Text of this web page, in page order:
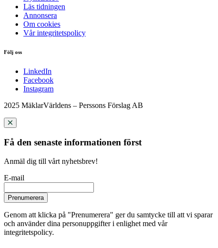
Läs tidningen
Annonsera
Om cookies
Vår integritetspolicy
Följ oss
LinkedIn
Facebook
Instagram
2025 MäklarVärldens – Perssons Förslag AB
Få den senaste informationen först
Anmäl dig till vårt nyhetsbrev!
E-mail
Prenumerera
Genom att klicka på "Prenumerera" ger du samtycke till att vi sparar
och använder dina personuppgifter i enlighet med vår
integritetspolicy.